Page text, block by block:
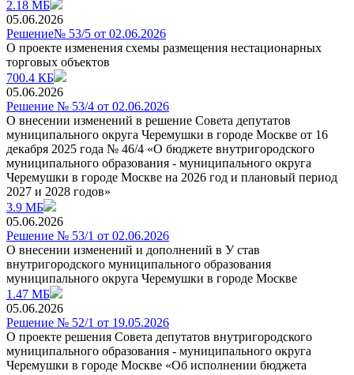
2.18 МБ
05.06.2026
Решение№ 53/5 от 02.06.2026
О проекте изменения схемы размещения нестационарных
торговых объектов
700.4 КБ
05.06.2026
Решение № 53/4 от 02.06.2026
О внесении изменений в решение Совета депутатов
муниципального округа Черемушки в городе Москве от 16
декабря 2025 года № 46/4 «О бюджете внутригородского
муниципального образования - муниципального округа
Черемушки в городе Москве на 2026 год и плановый период
2027 и 2028 годов»
3.9 МБ
05.06.2026
Решение № 53/1 от 02.06.2026
О внесении изменений и дополнений в У став
внутригородского муниципального образования
муниципального округа Черемушки в городе Москве
1.47 МБ
05.06.2026
Решение № 52/1 от 19.05.2026
О проекте решения Совета депутатов внутригородского
муниципального образования - муниципального округа
Черемушки в городе Москве «Об исполнении бюджета